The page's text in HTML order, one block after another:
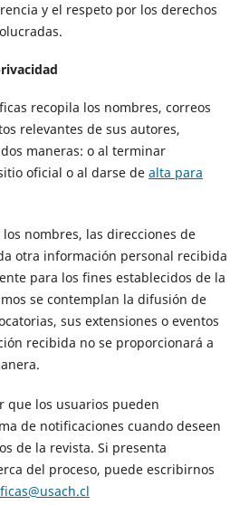
y el respeto por los derechos
recopila los nombres, correos
relevantes de sus autores,
maneras: o al terminar
oficial o al darse de alta para
nombres, las direcciones de
otra información personal recibida
para los fines establecidos de la
se contemplan la difusión de
sus extensiones o eventos
recibida no se proporcionará a
que los usuarios pueden
de notificaciones cuando deseen
de la revista. Si presenta
del proceso, puede escribirnos